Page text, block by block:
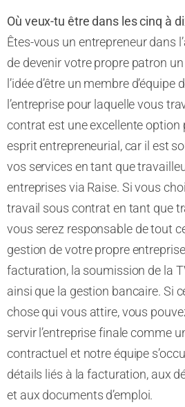
Où veux-tu être dans les cinq à
Êtes-vous un entrepreneur dans
de devenir votre propre patron
l’idée d’être un membre d’équipe
l’entreprise pour laquelle vous
contrat est une excellente option
esprit entrepreneurial, car il est
vos services en tant que
entreprises via Raise. Si vous
travail sous contrat en tant que
vous serez responsable de tout
gestion de votre propre
facturation, la soumission de la
ainsi que la gestion bancaire. Si
chose qui vous attire, vous
servir l’entreprise finale comme
contractuel et notre équipe
détails liés à la facturation, aux
et aux documents d’emploi.